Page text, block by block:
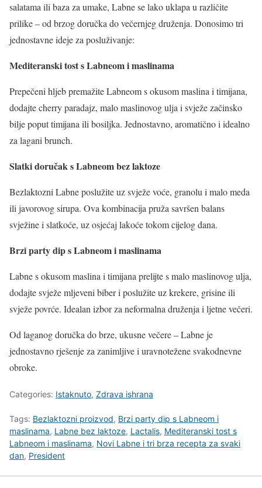
salatama ili baza za umake, Labne se lako uklapa u različite
prilike – od brzog doručka do večernjeg druženja. Donosimo tri
jednostavne ideje za posluživanje:
Mediteranski tost s Labneom i maslinama
Prepečeni hljeb premažite Labneom s okusom maslina i timijana,
dodajte cherry paradajz, malo maslinovog ulja i svježe začinsko
bilje poput timijana ili bosiljka. Jednostavno, aromatično i idealno
za lagani brunch.
Slatki doručak s Labneom bez laktoze
Bezlaktozni Labne poslužite uz svježe voće, granolu i malo meda
ili javorovog sirupa. Ova kombinacija pruža savršen balans
svježine i slatkoće, uz osjećaj lakoće tokom cijelog dana.
Brzi party dip s Labneom i maslinama
Labne s okusom maslina i timijana prelijte s malo maslinovog ulja,
dodajte svježe mljeveni biber i poslužite uz krekere, grisine ili
svježe povrće. Idealan izbor za neformalna druženja i ljetne večeri.
Od laganog doručka do brze, ukusne večere – Labne je
jednostavno rješenje za zanimljive i uravnotežene svakodnevne
obroke.
Categories: Istaknuto, Zdrava ishrana
Tags: Bezlaktozni proizvod, Brzi party dip s Labneom i
maslinama, Labne bez laktoze, Lactalis, Mediteranski tost s
Labneom i maslinama, Novi Labne i tri brza recepta za svaki
dan, President